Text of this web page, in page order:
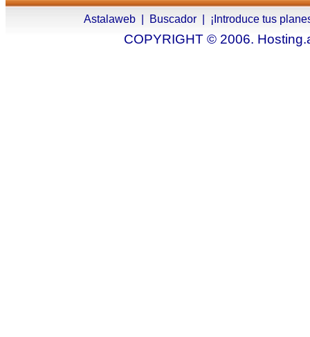
Astalaweb Buscador ¡Introduce tus
COPYRIGHT © 2006.